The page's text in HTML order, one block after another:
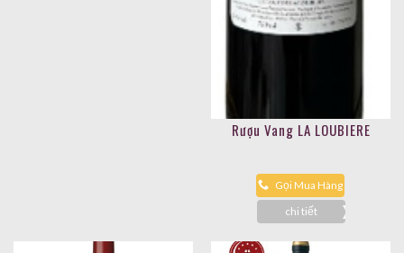
Rượu Vang LA LOUBIERE
Gọi Mua Hàng
chi tiết